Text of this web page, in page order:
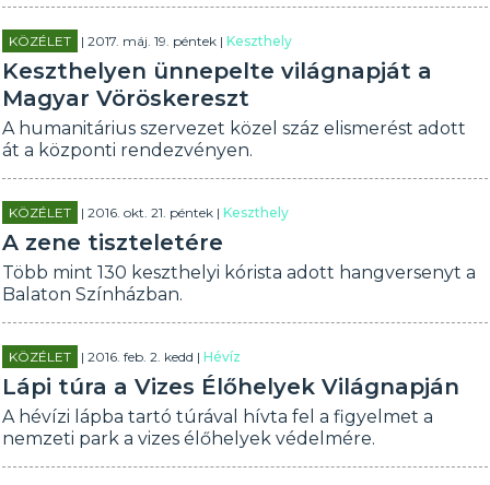
KÖZÉLET | 2017. máj. 19. péntek |Keszthely
Keszthelyen ünnepelte világnapját a
Magyar Vöröskereszt
A humanitárius szervezet közel száz elismerést adott
át a központi rendezvényen.
KÖZÉLET | 2016. okt. 21. péntek |Keszthely
A zene tiszteletére
Több mint 130 keszthelyi kórista adott hangversenyt a
Balaton Színházban.
KÖZÉLET | 2016. feb. 2. kedd |Hévíz
Lápi túra a Vizes Élőhelyek Világnapján
A hévízi lápba tartó túrával hívta fel a figyelmet a
nemzeti park a vizes élőhelyek védelmére.